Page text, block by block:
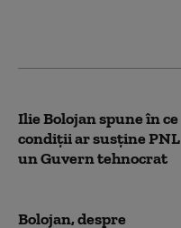
Ilie Bolojan spune în ce
condiții ar susține PNL
un Guvern tehnocrat
Bolojan, despre